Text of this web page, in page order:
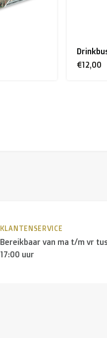
€12,00
KLANTENSERVICE
Bereikbaar van ma t/m vr
17:00 uur